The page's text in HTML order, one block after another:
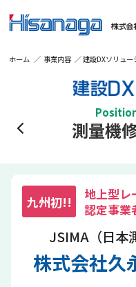
ホーム 事業内容 建設DXソリュー
測量機
九州初!!
地上型レ
認定事業
JSIMA（日本
株式会社久
久永について
ご挨拶・企業理念
事業内容
建設DXソリューション
ビジネス空間ソリューシ
SDGsの取り組み
CSR活動